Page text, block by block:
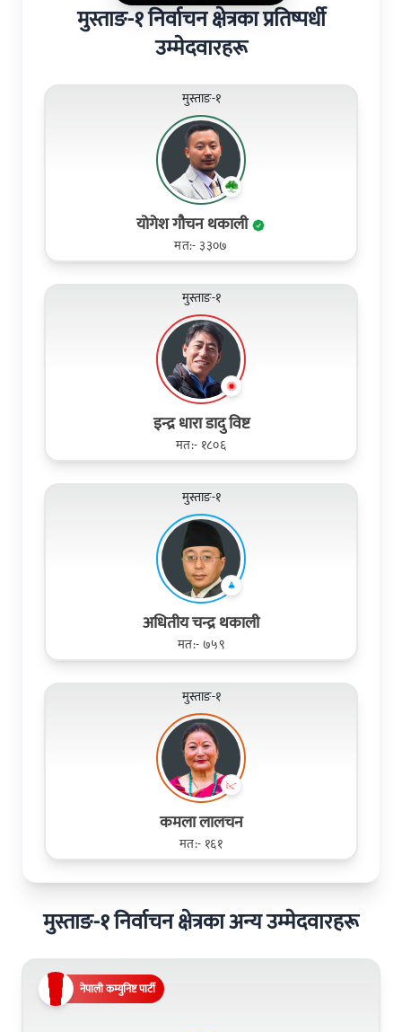
मुस्ताङ-१ निर्वाचन क्षेत्रका प्रतिष्पर्धी
उम्मेदवारहरू
मुस्ताङ-१
योगेश गौचन थकाली
मत:- ३३०७
मुस्ताङ-१
इन्द्र धारा डादु विष्ट
मत:- १८०६
मुस्ताङ-१
अधितीय चन्द्र थकाली
मत:- ७५९
मुस्ताङ-१
कमला लालचन
मत:- १६१
मुस्ताङ-१ निर्वाचन क्षेत्रका अन्य उम्मेदवारहरू
नेपाली कम्युनिष्ट पार्टी